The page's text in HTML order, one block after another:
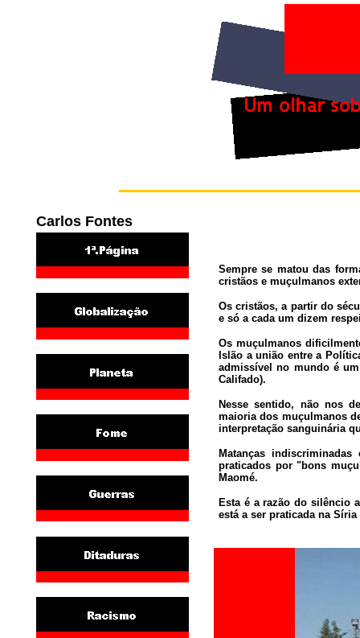
Carlos Fontes
Sempre se matou das
cristãos e muçulmanos
Os cristãos, a partir do
e só a cada um dizem
Os muçulmanos
Islão a união entre a
admissível no mundo é
Califado).
Nesse sentido, não nos
maioria dos muçulmanos
interpretação sanguinária
Matanças
praticados por "bons
Maomé.
Esta é a razão do silêncio
está a ser praticada na